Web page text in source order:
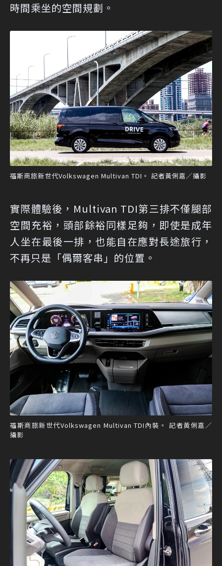
時間乘坐的空間規劃。
福斯商旅新世代Volkswagen Multivan TDI。 記者黃俐嘉／攝影
實際體驗後，Multivan TDI第三排不僅腿部
空間充裕，頭部餘裕同樣足夠，即使是成年
人坐在最後一排，也能自在應對長途旅行，
不再只是「偶爾客串」的位置。
福斯商旅新世代Volkswagen Multivan TDI內裝。 記者黃俐嘉／
攝影